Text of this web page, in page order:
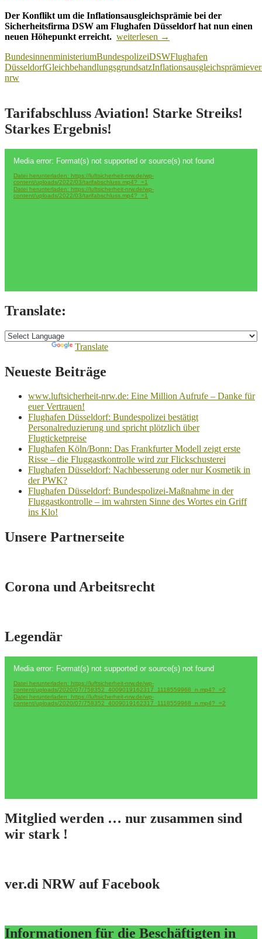
Der Konflikt um die Inflationsausgleichsprämie bei der
Sicherheitsfirma DSW am Flughafen Düsseldorf hat nun einen
neuen Höhepunkt erreicht. Flughafen
Streit
um
DSW
geht
Ein
Skandal
der
Ungleichbehandlung!
weiterlesen →
BundesinnenministeriumBundespolizeiDSWFlughafen
DüsseldorfGleichbehandlungsgrundsatzInflationsausgleichsprämie
nrw
Tarifabschluss Aviation! Starke Streiks!
Starkes Ergebnis!
Player
Media error: Format(s) not supported or source(s) not found
Datei herunterladen: https://luftsicherheit-nrw.de/wp-
content/uploads/2022/03/tarifabschluss.mp4?_=1
Datei herunterladen: https://luftsicherheit-nrw.de/wp-
content/uploads/2022/03/tarifabschluss.mp4?_=1
Translate:
Translate
Neueste Beiträge
www.luftsicherheit-nrw.de: Eine Million Aufrufe – Danke für
euer Vertrauen!
Flughafen Düsseldorf: Bundespolizei bestätigt
Personalreduzierung und spricht plötzlich über
Flugticketpreise
Flughafen Köln/Bonn: Das Frankfurter Modell zeigt erste
Risse – die Fluggastkontrolle wird zur Flickschusterei
Flughafen Düsseldorf: Nachbesserung oder nur Kosmetik in
der PWK?
Flughafen Düsseldorf: Bundespolizei-Maßnahme in der
Fluggastkontrolle – im wahrsten Sinne des Wortes ein Griff
ins Klo!
Unsere Partnerseite
Corona und Arbeitsrecht
Legendär
Player
Media error: Format(s) not supported or source(s) not found
Datei herunterladen: https://luftsicherheit-nrw.de/wp-
content/uploads/2020/07/758352_4009019162317_1118559968_n.mp4?_=2
Datei herunterladen: https://luftsicherheit-nrw.de/wp-
content/uploads/2020/07/758352_4009019162317_1118559968_n.mp4?_=2
Mitglied werden … nur zusammen sind
wir stark !
ver.di NRW auf Facebook
Informationen für die Beschäftigten in